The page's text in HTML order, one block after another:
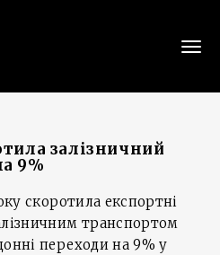
залізничний
9%
скоротила експортні
транспортом
переходи на 9% у